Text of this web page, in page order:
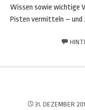
Wissen sowie wichtige
Pisten vermitteln – und
31. DEZEMBER